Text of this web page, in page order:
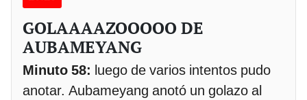
GOLAAAAZOOOOO DE
AUBAMEYANG
Minuto 58: luego de varios intentos pudo
anotar. Aubameyang anotó un golazo al